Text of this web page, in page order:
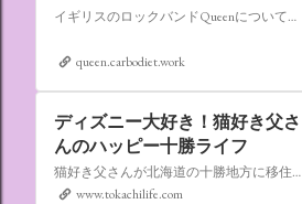
イギリスのロックバンドQueenについての情報をアップします。
queen.carbodiet.work
ディズニー大好き！猫好き父さ
んのハッピー十勝ライフ
猫好き父さんが北海道の十勝地方に移住しました。なれない北海道の暮らしについてお伝えします。
www.tokachilife.com